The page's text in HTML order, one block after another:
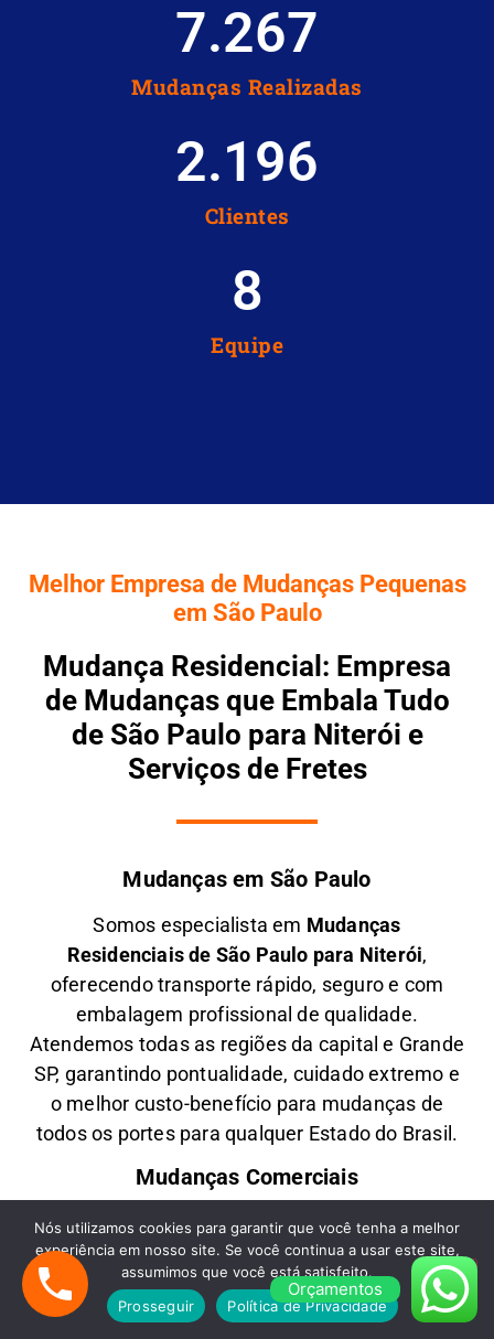
Mudanças Realizadas
7.267
Clientes
2.196
Equipe
8
Melhor Empresa de Mudanças Pequenas
em São Paulo
Mudança Residencial: Empresa
de Mudanças que Embala Tudo
de São Paulo para Niterói e
Serviços de Fretes
Mudanças em São Paulo
Somos especialista em Mudanças
Residenciaisde São Paulo para Niterói,
oferecendo transporte rápido, seguro e com
embalagem profissional de qualidade.
Atendemos todas as regiões da capital e Grande
SP, garantindo pontualidade, cuidado extremo e
o melhor custo-benefício para mudanças de
todos os portes para qualquer Estado do Brasil.
Mudanças Comerciais
OferecemosMudanças Comerciaisde São
Paulo para Niteróicom agilidade, planejamento
e segurança, ideal para empresas, escritórios e
lojas comerciais. Transportamos móveis,
Orçamentos
Nós utilizamos cookies para garantir que você tenha a melhor
experiência em nosso site. Se você continua a usar este site,
assumimos que você está satisfeito.
Prosseguir
Política de Privacidade